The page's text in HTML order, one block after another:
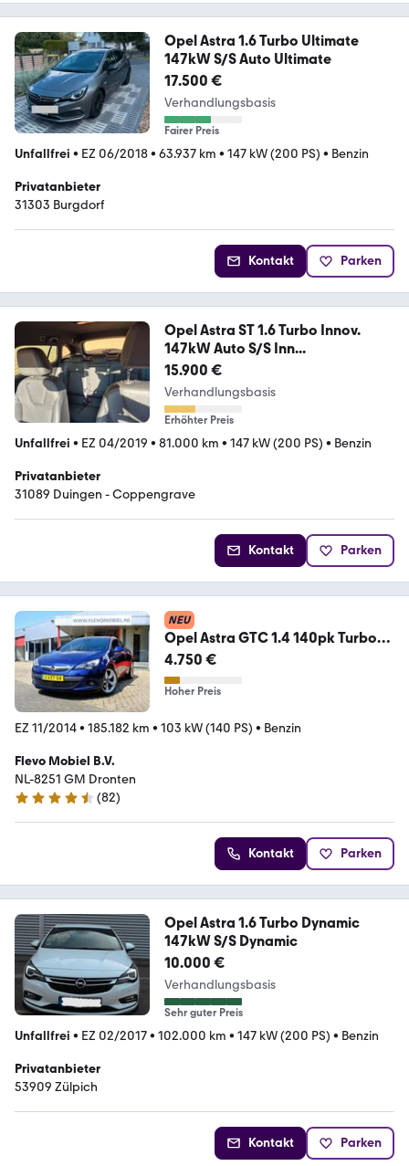
Opel Astra 1.6 Turbo Ultimate
147kW S/S Auto Ultimate
17.500 €
Verhandlungsbasis
Fairer Preis
Unfallfrei • EZ 06/2018• 63.937 km • 147 kW (200 PS) • Benzin
Privatanbieter
31303 Burgdorf
Kontakt Parken
Opel Astra ST 1.6 Turbo Innov.
147kW Auto S/S Inn...
15.900 €
Verhandlungsbasis
Erhöhter Preis
Unfallfrei • EZ 04/2019 • 81.000 km • 147 kW (200 PS) • Benzin
Privatanbieter
31089 Duingen - Coppengrave
Kontakt Parken
NEU
Opel Astra GTC 1.4 140pk Turbo
Sport Leder|Navi|Sport
4.750 €
Hoher Preis
EZ 11/2014• 185.182 km • 103 kW (140 PS) • Benzin
Flevo Mobiel B.V.
NL-8251 GM Dronten
4.5 Sterne
(82)
Kontakt Parken
Opel Astra 1.6 Turbo Dynamic
147kW S/S Dynamic
10.000 €
Verhandlungsbasis
Sehr guter Preis
Unfallfrei • EZ 02/2017• 102.000 km • 147 kW (200 PS) • Benzin
Privatanbieter
53909 Zülpich
Kontakt Parken